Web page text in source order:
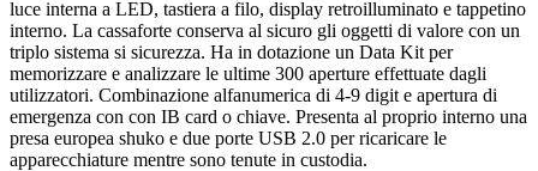
luce interna a LED, tastiera a filo, display retroilluminato e tappetino
interno. La cassaforte conserva al sicuro gli oggetti di valore con un
triplo sistema si sicurezza. Ha in dotazione un Data Kit per
memorizzare e analizzare le ultime 300 aperture effettuate dagli
utilizzatori. Combinazione alfanumerica di 4-9 digit e apertura di
emergenza con con IB card o chiave. Presenta al proprio interno una
presa europea shuko e due porte USB 2.0 per ricaricare le
apparecchiature mentre sono tenute in custodia.